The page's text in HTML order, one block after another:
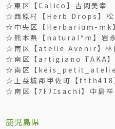
☆東区【Calico】古閑美幸
☆西原村【Herb Drops】松
☆中央区【Herbarium-mk
☆熊本県【natural*m】岩永
☆南区【atelie Avenir】林
☆南区【artigiano TAKA】
☆南区【
☆上益城郡甲佐町【ttth418
☆南区【ｱﾄﾘｴsachi】中島祥
鹿児島県